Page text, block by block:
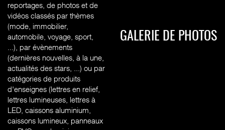
reportages, de photos et de
vidéos classés par thèmes
(mode, immobilier,
automobile, voyage, sport,
...), par évènements
(dernières nouvelles, à la une,
actualités des stars, ...) ou par
catégories de produits
d'enseignes (lettres en relief,
lettres lumineuses, lettres à
LED, caissons aluminium,
caissons lumineux, panneaux
GALERIE DE PHOTOS